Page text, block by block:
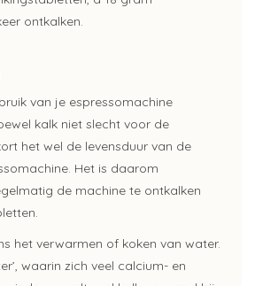
ontkalken.
van je espressomachine
kalk niet slecht voor de
het wel de levensduur van de
Het is daarom
de machine te ontkalken
het verwarmen of koken van water.
waarin zich veel calcium- en